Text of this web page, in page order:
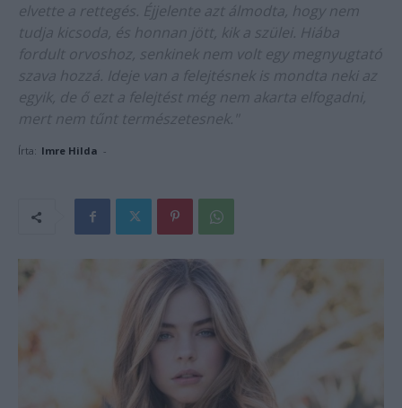
elvette a rettegés. Éjjelente azt álmodta, hogy nem
tudja kicsoda, és honnan jött, kik a szülei. Hiába
fordult orvoshoz, senkinek nem volt egy megnyugtató
szava hozzá. Ideje van a felejtésnek is mondta neki az
egyik, de ő ezt a felejtést még nem akarta elfogadni,
mert nem tűnt természetesnek."
Írta: Imre Hilda -